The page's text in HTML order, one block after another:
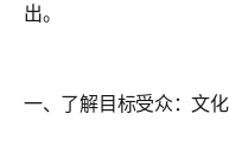
出。
一、了解目标受众：文